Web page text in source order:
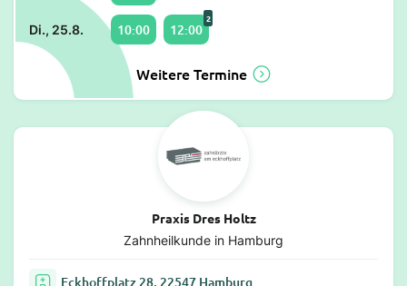
Di., 25.8. 10:00 12:00
2
Weitere Termine
Praxis Dres Holtz
Zahnheilkunde in Hamburg
Eckhoffplatz 28, 22547 Hamburg